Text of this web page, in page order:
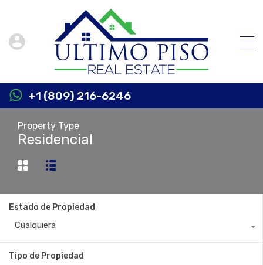
+1 (809) 216-6246
Property Type
Residencial
Estado de Propiedad
Cualquiera
Tipo de Propiedad